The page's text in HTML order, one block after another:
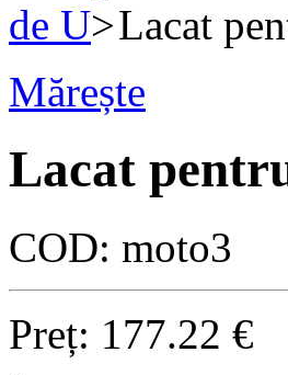
de U
Lacat
Mărește
Lacat
COD: moto3
Preț: 177.22 €